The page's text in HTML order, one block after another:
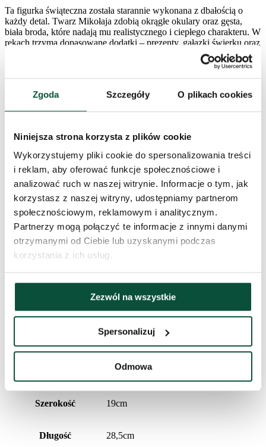
Zgoda Szczegóły O plikach cookies
Niniejsza strona korzysta z plików cookie
Wykorzystujemy pliki cookie do spersonalizowania treści
i reklam, aby oferować funkcje społecznościowe i
analizować ruch w naszej witrynie. Informacje o tym, jak
korzystasz z naszej witryny, udostępniamy partnerom
społecznościowym, reklamowym i analitycznym.
Partnerzy mogą połączyć te informacje z innymi danymi
otrzymanymi od Ciebie lub uzyskanymi podczas
korzystania z ich usług.
Zezwól na wszystkie
Spersonalizuj
Odmowa
Ta figurka świąteczna została starannie wykonana z dbałością o
każdy detal. Twarz Mikołaja zdobią okrągłe okulary oraz gęsta,
biała broda, które nadają mu realistycznego i ciepłego charakteru. W
rękach trzyma dopasowane dodatki – prezenty, gałązki świerku oraz
Parametry produktu
Wysokość (ze stojakiem) 60cm
Szerokość 19cm
Długość 28,5cm
Materiał 70% tkanina, 30% tworzywo sztuczne
Kolor czerwona
FAVI Kategória
Historia cen
Najniższa cena z ostatnich 30 dni to183zł
Informacje dodatkowe
60cm
Szerokość 19cm
Długość 28,5cm